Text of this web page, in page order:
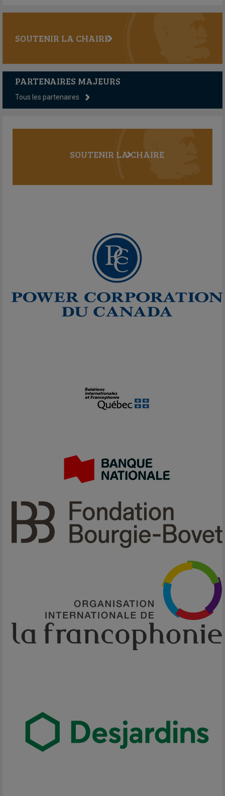
SOUTENIR LA CHAIRE
PARTENAIRES MAJEURS
Tous les partenaires
SOUTENIR LA CHAIRE